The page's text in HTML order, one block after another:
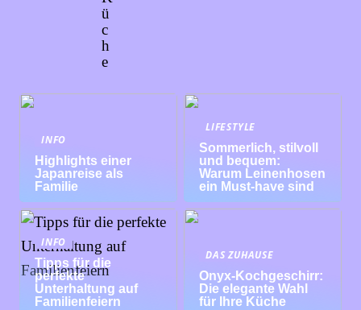
ü
c
h
e
INFO
Highlights einer
Japanreise als
Familie
LIFESTYLE
Sommerlich, stilvoll
und bequem:
Warum Leinenhosen
ein Must-have sind
INFO
Tipps für die
perfekte
Unterhaltung auf
Familienfeiern
DAS ZUHAUSE
Onyx-Kochgeschirr:
Die elegante Wahl
für Ihre Küche